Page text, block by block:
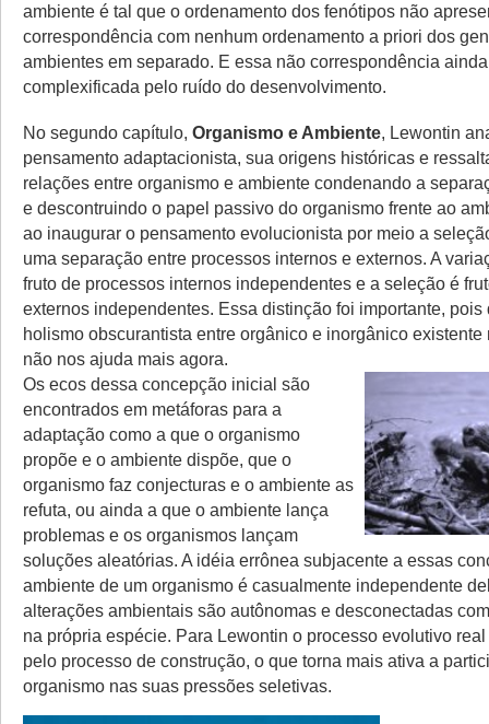
ambiente é tal que o ordenamento dos fenótipos não
correspondência com nenhum ordenamento a priori dos
ambientes em separado. E essa não correspondência
complexificada pelo ruído do desenvolvimento.
No segundo capítulo, Organismo e Ambiente, Lewontin
pensamento adaptacionista, sua origens históricas e
relações entre organismo e ambiente condenando a
e descontruindo o papel passivo do organismo frente ao
ao inaugurar o pensamento evolucionista por meio a
uma separação entre processos internos e externos. A
fruto de processos internos independentes e a seleção é
externos independentes. Essa distinção foi importante, pois
holismo obscurantista entre orgânico e inorgânico existente
não nos ajuda mais agora.
Os ecos dessa concepção inicial são
encontrados em metáforas para a
adaptação como a que o organismo
propõe e o ambiente dispõe, que o
organismo faz conjecturas e o ambiente as
refuta, ou ainda a que o ambiente lança
problemas e os organismos lançam
soluções aleatórias. A idéia errônea subjacente a essas
ambiente de um organismo é casualmente independente
alterações ambientais são autônomas e desconectadas
na própria espécie. Para Lewontin o processo evolutivo
pelo processo de construção, o que torna mais ativa a
organismo nas suas pressões seletivas.